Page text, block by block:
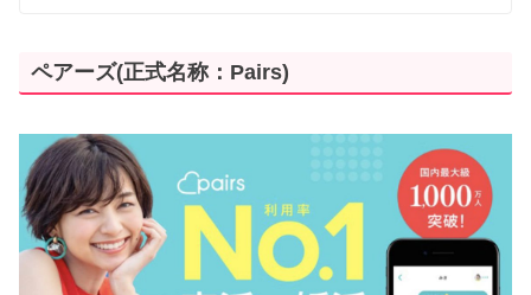
ペアーズ(正式名称：Pairs)